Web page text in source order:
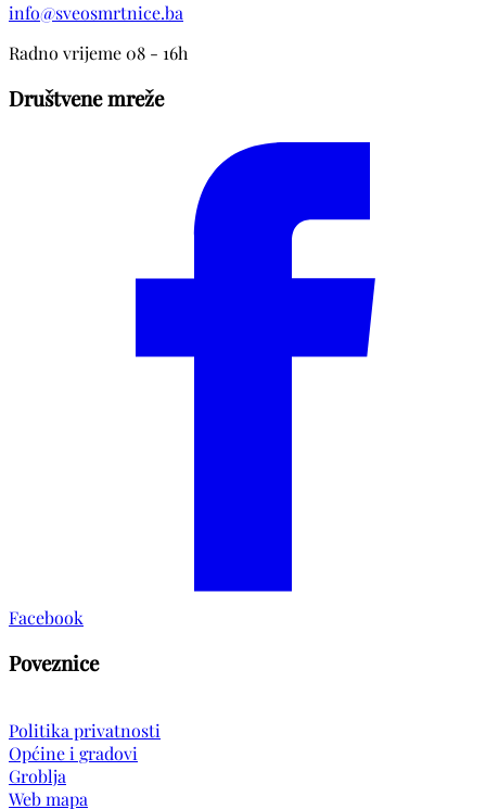
info@sveosmrtnice.ba
Radno vrijeme 08 - 16h
Društvene mreže
Facebook
Poveznice
Politika privatnosti
Općine i gradovi
Groblja
Web mapa